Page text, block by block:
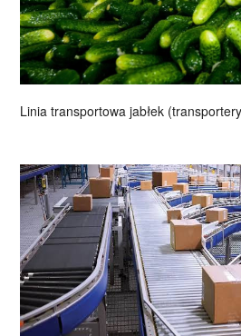
Linia transportowa jabłek